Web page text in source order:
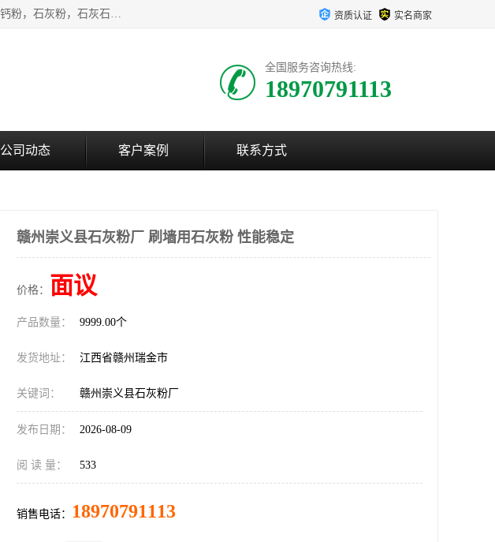
瑞金桂生建材公司一家专业从事建材产品经营研发、生产、销售为一体的福建重钙厂家；主要产品有：灰钙粉，石灰粉，石灰石，生石灰，熟石灰，氧化钙，重钙粉，氢氧化钙，农田石灰，畜牧业用石灰等。欢迎新老客户来电咨询！ 资质认证 实名商家
全国服务咨询热线:
18970791113
公司动态 客户案例 联系方式
赣州崇义县石灰粉厂 刷墙用石灰粉 性能稳定
价格： 面议
产品数量： 9999.00个
发货地址： 江西省赣州瑞金市
关键词： 赣州崇义县石灰粉厂
发布日期： 2026-08-09
阅 读 量： 533
销售电话： 18970791113